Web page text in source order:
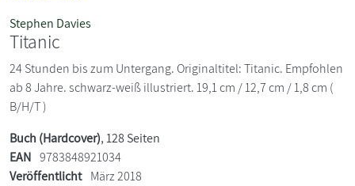
Stephen Davies
Titanic
24 Stunden bis zum Untergang. Originaltitel: Titanic. Empfohlen
ab 8 Jahre. schwarz-weiß illustriert. 19,1 cm / 12,7 cm / 1,8 cm (
B/H/T )
Buch (Hardcover), 128 Seiten
EAN 9783848921034
Veröffentlicht März 2018